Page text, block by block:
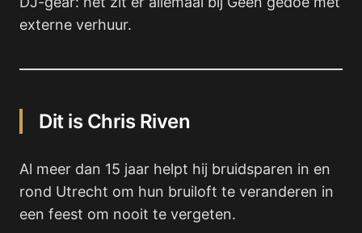
externe verhuur.
Dit is Chris Riven
Al meer dan 15 jaar helpt hij bruidsparen in en
rond Utrecht om hun bruiloft te veranderen in
een feest om nooit te vergeten.